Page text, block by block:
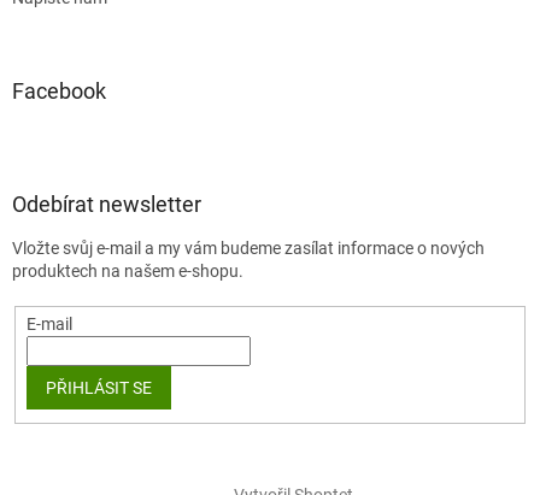
Facebook
Odebírat newsletter
Vložte svůj e-mail a my vám budeme zasílat informace o nových
produktech na našem e-shopu.
E-mail
PŘIHLÁSIT SE